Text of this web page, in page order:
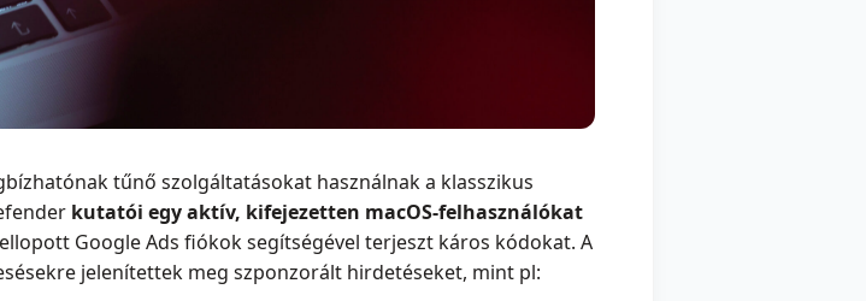
tűnő szolgáltatásokat használnak a klasszikus
kutatói egy aktív, kifejezetten macOS-felhasználókat
Google Ads fiókok segítségével terjeszt káros kódokat. A
jelenítettek meg szponzorált hirdetéseket, mint pl: